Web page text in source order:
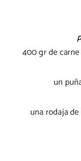
400 gr de
un
una rodaja